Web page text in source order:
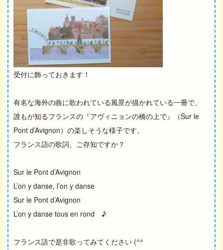
受付に飾っておきます！
有名な海外の曲に歌われている風景が描かれている一冊で、
誰もが知るフランスの『アヴィニョンの橋の上で』（Sur le
Pont d’Avignon）の楽しそうな様子です。
フランス語の歌詞、ご存知ですか？
Sur le Pont d’Avignon
L’on y danse, l’on y danse
Sur le Pont d’Avignon
L’on y danse tous en rond ♪
フランス語で是非歌ってみてください (^^